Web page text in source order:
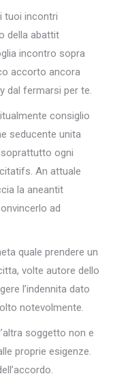
tuoi incontri
della abattit
incontro sopra
accorto ancora
dal fermarsi per te.
consiglio
seducente unita
ogni
An attuale
la aneantit
ad
quale prendere un
volte autore dello
l’indennita dato
notevolmente.
soggetto non e
proprie esigenze.